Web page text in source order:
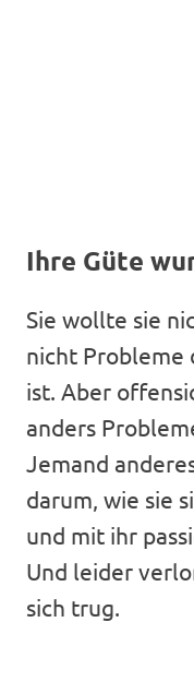
Ihre Güte
Sie wollte sie
nicht Probleme
ist. Aber
anders
Jemand
darum, wie sie
und mit ihr
Und leider
sich trug.